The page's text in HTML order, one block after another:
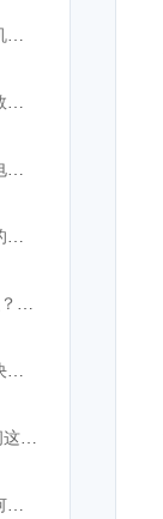
微信文字聊天记录怎么恢复？苹果手机微信数据恢复教程
苹果手机如何快速恢复删除的备忘录数据:iPhone必备
知道吗？手机电池短命，很多都是充电宝惹的祸！
删除的微信聊天记录怎么恢复？看过的都找回了
升级iPhone XS的理由：Face ID是什么？解锁速度比上代快
安卓手机和苹果手机卡顿怎么办？解决手机卡顿小妙招
iPhone使用时间越长就越卡？只要关闭这设置，手机立马如获重生
微信聊天记录恢复教程：苹果手机如何找回误删的微信聊天记录